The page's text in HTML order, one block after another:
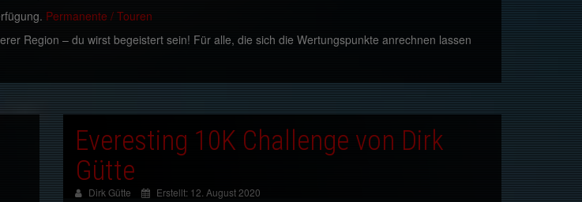
Permanente / Touren
Region – du wirst begeistert sein! Für alle, die sich die Wertungspunkte anrechnen lassen
Everesting 10K Challenge von Dirk
Gütte
Dirk Gütte Erstellt: 12. August 2020